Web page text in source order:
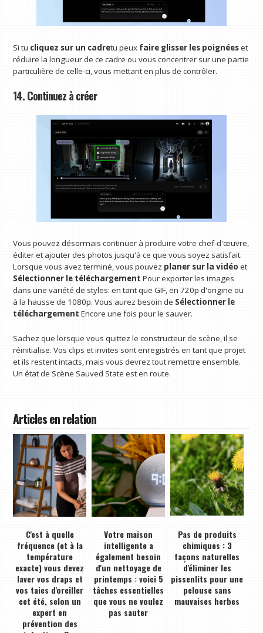
Si tu cliquez sur un cadretu peux faire glisser les poignéeset
réduire la longueur de ce cadre ou vous concentrer sur une partie
particulière de celle-ci, vous mettant en plus de contrôler.
14. Continuez à créer
Vous pouvez désormais continuer à produire votre chef-d'œuvre,
éditer et ajouter des photos jusqu'à ce que vous soyez satisfait.
Lorsque vous avez terminé, vous pouvez planer sur la vidéo et
Sélectionner le téléchargement Pour exporter les images
dans une variété de styles: en tant que GIF, en 720p d'origine ou
à la hausse de 1080p. Vous aurez besoin de Sélectionner le
téléchargement Encore une fois pour le sauver.
Sachez que lorsque vous quittez le constructeur de scène, il se
réinitialise. Vos clips et invites sont enregistrés en tant que projet
et ils restent intacts, mais vous devrez tout remettre ensemble.
Un état de Scène Sauved State est en route.
Articles en relation
C'est à quelle
fréquence (et à la
température
exacte) vous devez
laver vos draps et
vos taies d'oreiller
cet été, selon un
expert en
prévention des
Votre maison
intelligente a
également besoin
d'un nettoyage de
printemps : voici 5
tâches essentielles
que vous ne voulez
pas sauter
Pas de produits
chimiques : 3
façons naturelles
d'éliminer les
pissenlits pour une
pelouse sans
mauvaises herbes